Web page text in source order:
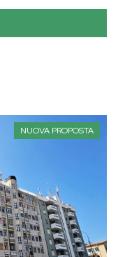
NUOVA PROPOSTA